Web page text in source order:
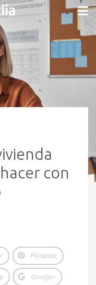
con
Pinterest
Google+